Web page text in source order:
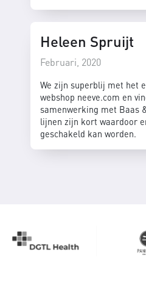
Heleen Spruijt
Februari, 2020
We zijn superblij met het
webshop neeve.com en
samenwerking met Baas
lijnen zijn kort waardoor
geschakeld kan worden.